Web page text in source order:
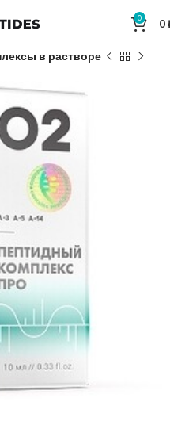
0 0
в растворе